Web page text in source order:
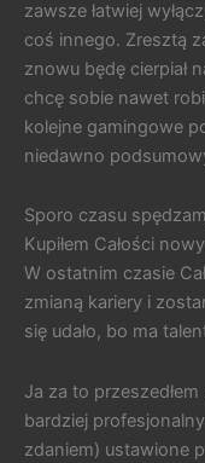
zawsze łatwiej
coś innego. Zresztą
znowu będę cierpiał
chcę sobie nawet
kolejne gamingowe
niedawno
Sporo czasu
Kupiłem Całości
W ostatnim czasie
zmianą kariery i
się udało, bo ma
Ja za to
bardziej
zdaniem) ustawione